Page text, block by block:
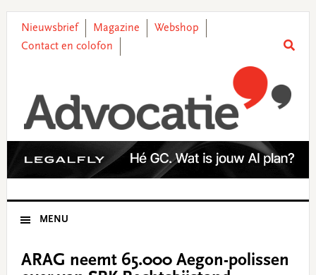
primary
main
primary
footer
Nieuwsbrief Magazine
Webshop
Contact en colofon
MENU
ARAG neemt 65.000 Aegon-polissen